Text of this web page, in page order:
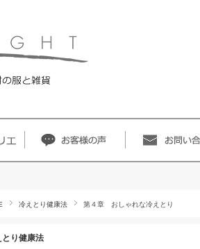
冷えとり健康法 第４章 おしゃれな冷えとり
とり健康法